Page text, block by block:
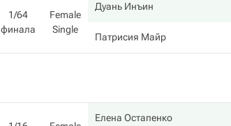
1/64
финала
Female
Single
Дуань Инъин
Патрисия Майр
Елена Остапенко